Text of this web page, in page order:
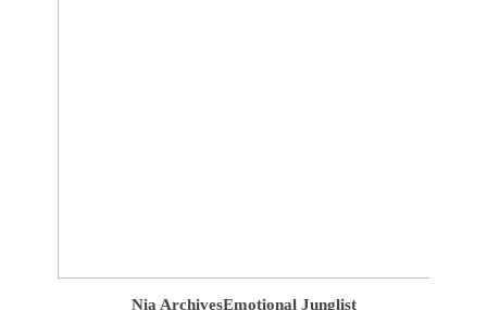
Nia ArchivesEmotional Junglist